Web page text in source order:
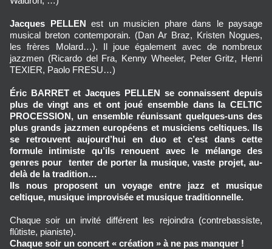
Jacques PELLEN est un musicien phare dans le paysage
musical breton contemporain. (Dan Ar Braz, Kristen Nogues,
les frères Molard…). Il joue également avec de nombreux
jazzmen (Ricardo del Fra, Kenny Wheeler, Peter Gritz, Henri
TEXIER, Paolo FRESU…)
Éric BARRET et Jacques PELLEN se connaissent depuis
plus de vingt ans et ont joué ensemble dans la CELTIC
PROCESSION, un ensemble réunissant quelques-uns des
plus grands jazzmen européens et musiciens celtiques. Ils
se retrouvent aujourd’hui en duo et c’est dans cette
formule intimiste qu’ils renouent avec le mélange des
genres pour tenter de porter la musique, vaste projet, au-
delà de la tradition…
Ils nous proposent un voyage entre jazz et musique
celtique, musique improvisée et musique traditionnelle.
Chaque soir un invité différent les rejoindra (contrebassiste,
flûtiste, pianiste).
Chaque soir un concert « création » à ne pas manquer !